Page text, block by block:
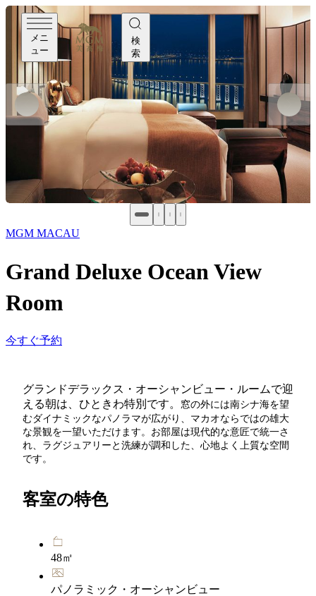
メニ
ュー
検
索
MGM MACAU
Grand Deluxe Ocean View
Room
今すぐ予約
グランドデラックス・オーシャンビュー・ルームで迎
える朝は、ひときわ特別です。
窓の外には南シナ海を望
むダイナミックなパノラマが広がり、マカオならではの雄大
な景観を一望いただけます。 お部屋は現代的な意匠で統一さ
れ、ラグジュアリーと洗練が調和した、心地よく上質な空間
です。
客室の特色
48㎡
パノラミック・オーシャンビュー